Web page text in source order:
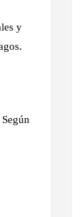
y
Según